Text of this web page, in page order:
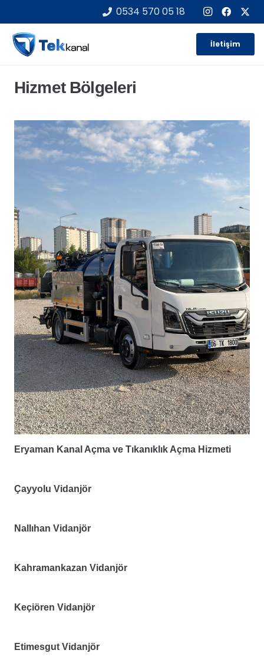
0534 570 05 18
İletişim
Hizmet Bölgeleri
Eryaman Kanal Açma ve Tıkanıklık Açma Hizmeti
Çayyolu Vidanjör
Nallıhan Vidanjör
Kahramankazan Vidanjör
Keçiören Vidanjör
Etimesgut Vidanjör